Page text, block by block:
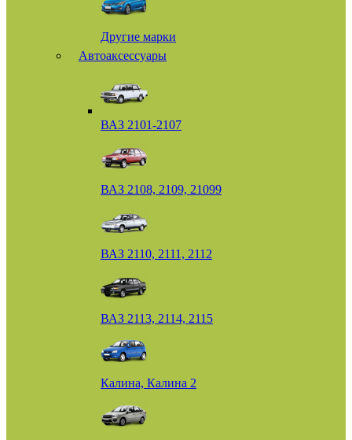
Другие марки
Автоаксессуары
ВАЗ 2101-2107
ВАЗ 2108, 2109, 21099
ВАЗ 2110, 2111, 2112
ВАЗ 2113, 2114, 2115
Калина, Калина 2